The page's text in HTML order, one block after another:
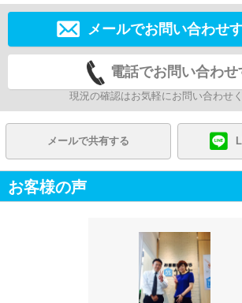
メールでお問い合わせ
電話でお問い合わせ
現況の確認はお気軽にお問い合わせく
メールで共有する
お客様の声